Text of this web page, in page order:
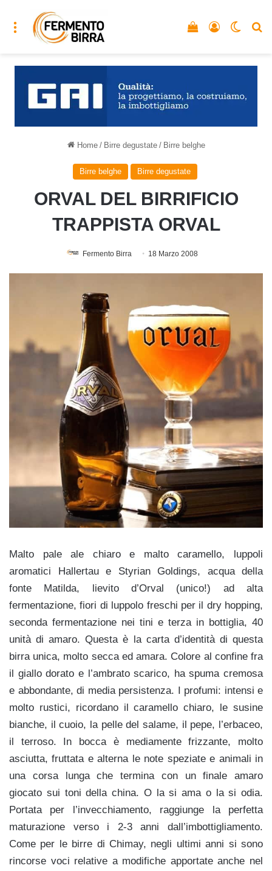
Menu Accedi
Vedi il carrello
Home / Birre degustate / Birre belghe
Birre belghe Birre degustate
ORVAL DEL BIRRIFICIO
TRAPPISTA ORVAL
Fermento Birra 18 Marzo 2008
Malto pale ale chiaro e malto caramello, luppoli
aromatici Hallertau e Styrian Goldings, acqua della
fonte Matilda, lievito d’Orval (unico!) ad alta
fermentazione, fiori di luppolo freschi per il dry hopping,
seconda fermentazione nei tini e terza in bottiglia, 40
unità di amaro. Questa è la carta d’identità di questa
birra unica, molto secca ed amara. Colore al confine fra
il giallo dorato e l’ambrato scarico, ha spuma cremosa
e abbondante, di media persistenza. I profumi: intensi e
molto rustici, ricordano il caramello chiaro, le susine
bianche, il cuoio, la pelle del salame, il pepe, l’erbaceo,
il terroso. In bocca è mediamente frizzante, molto
asciutta, fruttata e alterna le note speziate e animali in
una corsa lunga che termina con un finale amaro
giocato sui toni della china. O la si ama o la si odia.
Portata per l’invecchiamento, raggiunge la perfetta
maturazione verso i 2-3 anni dall’imbottigliamento.
Come per le birre di Chimay, negli ultimi anni si sono
rincorse voci relative a modifiche apportate anche nel